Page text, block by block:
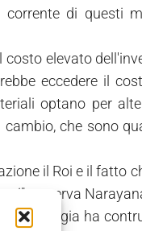
di questi
elevato
eccedere il
optano per
che sono
il Roi e il fatto
osserva
tecnologia ha